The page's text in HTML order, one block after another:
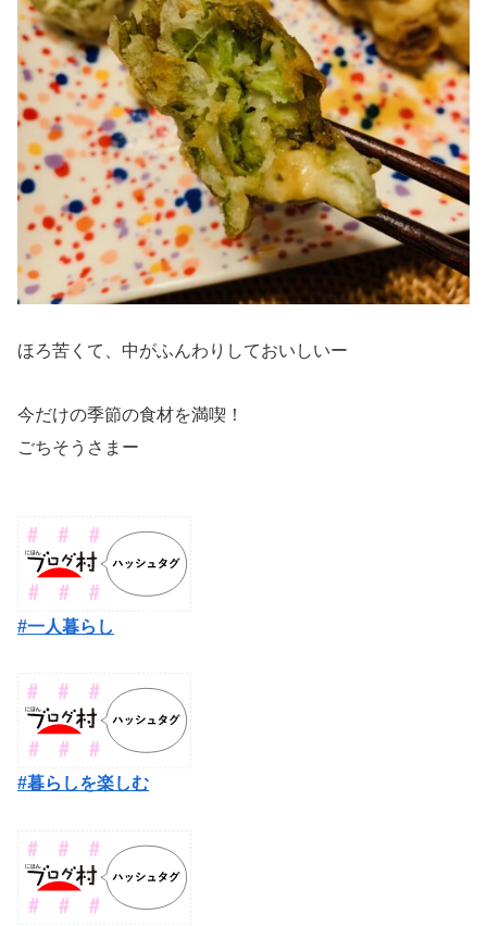
ほろ苦くて、中がふんわりしておいしいー
今だけの季節の食材を満喫！
ごちそうさまー
#一人暮らし
#暮らしを楽しむ